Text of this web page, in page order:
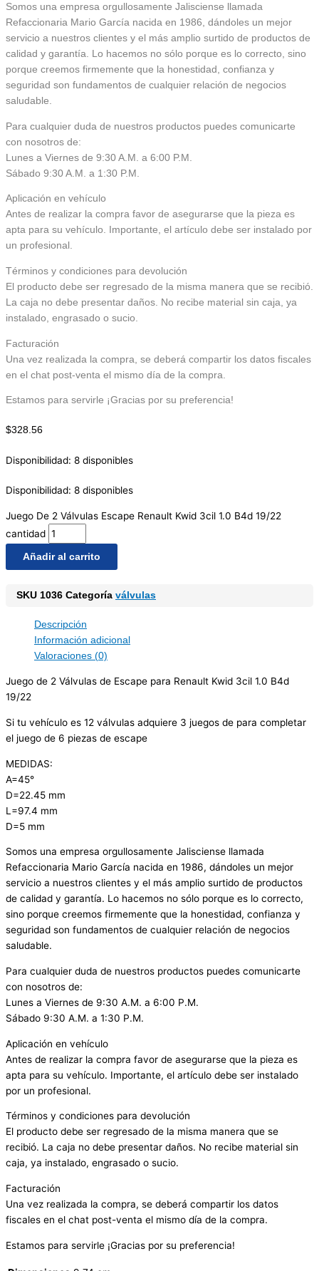
Somos una empresa orgullosamente Jalisciense llamada
Refaccionaria Mario García nacida en 1986, dándoles un mejor
servicio a nuestros clientes y el más amplio surtido de productos de
calidad y garantía. Lo hacemos no sólo porque es lo correcto, sino
porque creemos firmemente que la honestidad, confianza y
seguridad son fundamentos de cualquier relación de negocios
saludable.
Para cualquier duda de nuestros productos puedes comunicarte
con nosotros de:
Lunes a Viernes de 9:30 A.M. a 6:00 P.M.
Sábado 9:30 A.M. a 1:30 P.M.
Aplicación en vehículo
Antes de realizar la compra favor de asegurarse que la pieza es
apta para su vehículo. Importante, el artículo debe ser instalado por
un profesional.
Términos y condiciones para devolución
El producto debe ser regresado de la misma manera que se recibió.
La caja no debe presentar daños. No recibe material sin caja, ya
instalado, engrasado o sucio.
Facturación
Una vez realizada la compra, se deberá compartir los datos fiscales
en el chat post-venta el mismo día de la compra.
Estamos para servirle ¡Gracias por su preferencia!
$328.56
Disponibilidad: 8 disponibles
Disponibilidad: 8 disponibles
Juego De 2 Válvulas Escape Renault Kwid 3cil 1.0 B4d 19/22
cantidad
Añadir al carrito
SKU 1036 Categoría válvulas
Descripción
Información adicional
Valoraciones (0)
Juego de 2 Válvulas de Escape para Renault Kwid 3cil 1.0 B4d
19/22
Si tu vehículo es 12 válvulas adquiere 3 juegos de para completar
el juego de 6 piezas de escape
MEDIDAS:
A=45°
D=22.45 mm
L=97.4 mm
D=5 mm
Somos una empresa orgullosamente Jalisciense llamada
Refaccionaria Mario García nacida en 1986, dándoles un mejor
servicio a nuestros clientes y el más amplio surtido de productos
de calidad y garantía. Lo hacemos no sólo porque es lo correcto,
sino porque creemos firmemente que la honestidad, confianza y
seguridad son fundamentos de cualquier relación de negocios
saludable.
Para cualquier duda de nuestros productos puedes comunicarte
con nosotros de:
Lunes a Viernes de 9:30 A.M. a 6:00 P.M.
Sábado 9:30 A.M. a 1:30 P.M.
Aplicación en vehículo
Antes de realizar la compra favor de asegurarse que la pieza es
apta para su vehículo. Importante, el artículo debe ser instalado
por un profesional.
Términos y condiciones para devolución
El producto debe ser regresado de la misma manera que se
recibió. La caja no debe presentar daños. No recibe material sin
caja, ya instalado, engrasado o sucio.
Facturación
Una vez realizada la compra, se deberá compartir los datos
fiscales en el chat post-venta el mismo día de la compra.
Estamos para servirle ¡Gracias por su preferencia!